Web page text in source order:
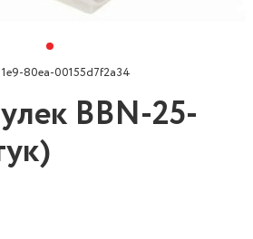
80ea-00155d7f2a34
BBN-25-